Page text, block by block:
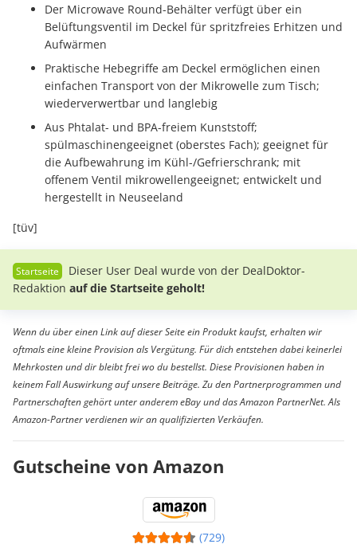
Der Microwave Round-Behälter verfügt über ein
Belüftungsventil im Deckel für spritzfreies Erhitzen und
Aufwärmen
Praktische Hebegriffe am Deckel ermöglichen einen
einfachen Transport von der Mikrowelle zum Tisch;
wiederverwertbar und langlebig
Aus Phtalat- und BPA-freiem Kunststoff;
spülmaschinengeeignet (oberstes Fach); geeignet für
die Aufbewahrung im Kühl-/Gefrierschrank; mit
offenem Ventil mikrowellengeeignet; entwickelt und
hergestellt in Neuseeland
[tüv]
Dieser User Deal wurde von der DealDoktor-
Redaktion auf die Startseite geholt!
Wenn du über einen Link auf dieser Seite ein Produkt kaufst, erhalten wir
oftmals eine kleine Provision als Vergütung. Für dich entstehen dabei keinerlei
Mehrkosten und dir bleibt frei wo du bestellst. Diese Provisionen haben in
keinem Fall Auswirkung auf unsere Beiträge. Zu den Partnerprogrammen und
Partnerschaften gehört unter anderem eBay und das Amazon PartnerNet. Als
Amazon-Partner verdienen wir an qualifizierten Verkäufen.
Gutscheine von Amazon
(729)